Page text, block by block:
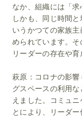
なか、組織には「求
しかも、同じ時間
いうかつての家族
められています。そ
リーダーの存在や
萩原： コロナの影
グスペースの利用
えました。コミュ
とにより、リーダ